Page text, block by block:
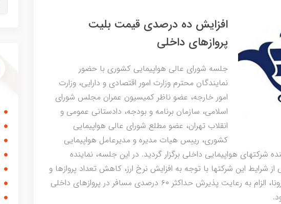
افزایش ده درصدی قیمت بلیت
پروازهای داخلی
جلسه شورای عالی هواپیمایی کشوری با حضور
نمایندگان محترم وزارت امور اقتصادی و دارایی، وزارت
امور خارجه، عضو ناظر کمیسیون عمران مجلس شورای
اسلامی، سازمان برنامه و بودجه، دادستانی عمومی و
انقلاب تهران، عضو مطلع شورای عالی هواپیمایی
کشوری، رییس هیات مدیره و مدیرعامل هواپیمایی
شرکتهای هواپیمایی داخلی برگزار گردید. در این جلسه، نماینده
شرایط این شرکتها با توجه به افزایش نرخ ارز، کاهش تعداد پروازها و
مسافرین بدلیل گسترش ویروس کرونا، الزام به رعایت پذیرش حداکثر ۶۰ درصدی مسافر در پروازهای داخلی